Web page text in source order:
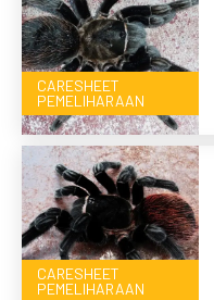
CARESHEET
PEMELIHARAAN
CARESHEET
PEMELIHARAAN